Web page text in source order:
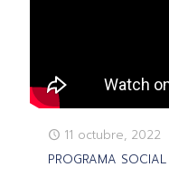
11 octubre, 2022
PROGRAMA